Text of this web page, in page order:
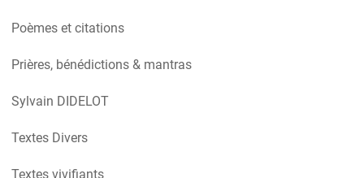
Poèmes et citations
Prières, bénédictions & mantras
Sylvain DIDELOT
Textes Divers
Textes vivifiants